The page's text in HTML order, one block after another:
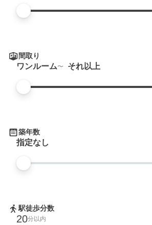
間取り
ワンルーム それ以上
築年数
指定なし
駅徒歩分数
20分以内